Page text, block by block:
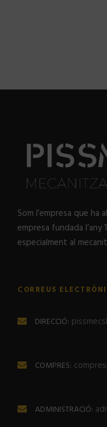
Som l’empresa que ha
empresa fundada l’any
especialment al
CORREUS
DIRECCIÓ:
COMPRES:
ADMINISTRACIÓ: